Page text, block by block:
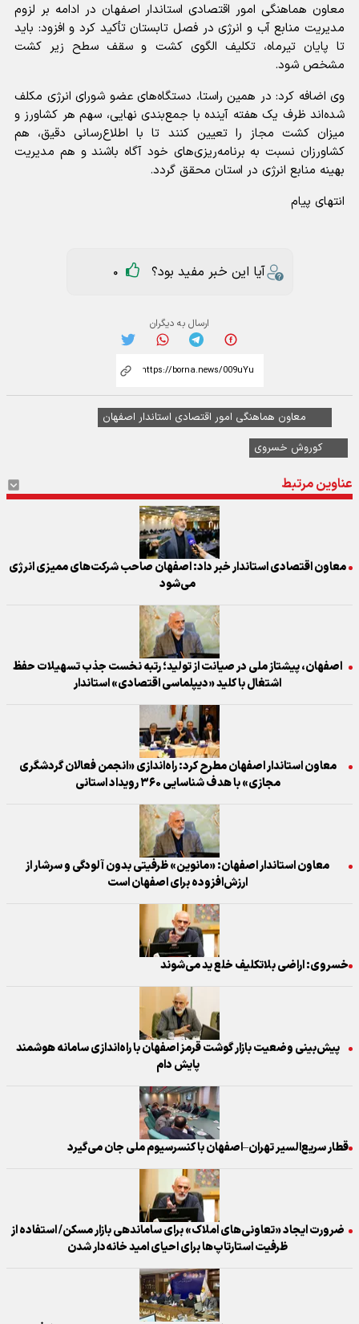
​معاون هماهنگی امور اقتصادی استاندار اصفهان در ادامه بر لزوم
مدیریت منابع آب و انرژی در فصل تابستان تأکید کرد و افزود: باید
تا پایان تیرماه، تکلیف الگوی کشت و سقف سطح زیر کشت
مشخص شود.
وی اضافه کرد: در همین راستا، دستگاه‌های عضو شورای انرژی مکلف
شده‌اند ظرف یک هفته آینده با جمع‌بندی نهایی، سهم هر کشاورز و
میزان کشت مجاز را تعیین کنند تا با اطلاع‌رسانی دقیق، هم
کشاورزان نسبت به برنامه‌ریزی‌های خود آگاه باشند و هم مدیریت
بهینه منابع انرژی در استان محقق گردد.
انتهای پیام
آیا این خبر مفید بود؟ 0
ارسال به دیگران
معاون هماهنگی امور اقتصادی استاندار اصفهان
کوروش خسروی
عناوین مرتبط
معاون اقتصادی استاندار خبر داد: اصفهان صاحب شرکت‌های ممیزی انرژی
می‌شود
اصفهان، پیشتاز ملی در صیانت از تولید؛ رتبه نخست جذب تسهیلات حفظ
اشتغال با کلید «دیپلماسی اقتصادی» استاندار
معاون استاندار اصفهان مطرح کرد: راه‌اندازی «انجمن فعالان گردشگری
مجازی» با هدف شناسایی ۳۶۰ رویداد استانی
معاون استاندار اصفهان: «مانوین» ظرفیتی بدون آلودگی و سرشار از
ارزش‌افزوده برای اصفهان است
خسروی: اراضی بلاتکلیف خلع ید می‌شوند
پیش‌بینی وضعیت بازار گوشت قرمز اصفهان با راه‌اندازی سامانه هوشمند
پایش دام
قطار سریع‌السیر تهران–اصفهان با کنسرسیوم ملی جان می‌گیرد
​ضرورت ایجاد «تعاونی‌های املاک» برای ساماندهی بازار مسکن/ استفاده از
ظرفیت استارتاپ‌ها برای احیای امید خانه‌دار شدن